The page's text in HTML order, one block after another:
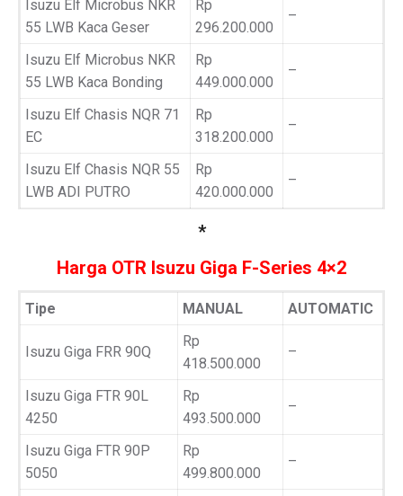
Isuzu Elf Microbus NKR
55 LWB Kaca Geser
Rp
296.200.000
–
Isuzu Elf Microbus NKR
55 LWB Kaca Bonding
Rp
449.000.000
–
Isuzu Elf Chasis NQR 71
EC
Rp
318.200.000
–
Isuzu Elf Chasis NQR 55
LWB ADI PUTRO
Rp
420.000.000
–
*
Harga OTR Isuzu Giga F-Series 4×2
Tipe MANUAL AUTOMATIC
Isuzu Giga FRR 90Q
Rp
418.500.000
–
Isuzu Giga FTR 90L
4250
Rp
493.500.000
–
Isuzu Giga FTR 90P
5050
Rp
499.800.000
–